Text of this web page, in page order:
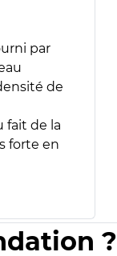
par
de
fait de la
forte en
?